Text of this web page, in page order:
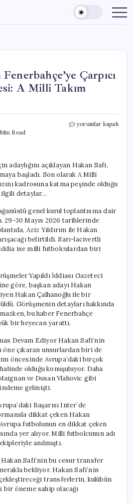
Çarpıcı
A Milli Takım
Read
Hakan
Hamlesi:
A
Milli
Hedefte
için
yorumlar kapalı
adaylığını açıklayan Hakan Safi,
başladı. Son olarak A Milli
kadrosuna katma peşinde olduğu
ilgili detaylar…
genel kurul toplantısına dair
29-30 Mayıs 2026 tarihlerinde
Aziz Yıldırım ile Hakan
belirtildi. Sarı-lacivertli
ise milli futbolculardan biri
Yapıldı İddiası Gazeteci
göre, başkan adayı Hakan
Hakan Çalhanoğlu ile bir
Görüşmenin detayları hakkında
bu haber Fenerbahçe
bir heyecan yarattı.
Devam Ediyor Hakan Safi’nin
öne çıkaran unsurlardan biri de
öncesinde Avrupa’daki birçok
olduğu konuşuluyor. Daha
ve Dusan Vlahovic gibi
gelmişti.
Başarısı Inter’de
dikkat çeken Hakan
futbolunun en dikkat çeken
yer alıyor. Milli futbolcunun adı
anılmıştı.
Safi’nin bu cesur transfer
bekliyor. Hakan Safi’nin
transferlerin, kulübün
bir öneme sahip olacağı